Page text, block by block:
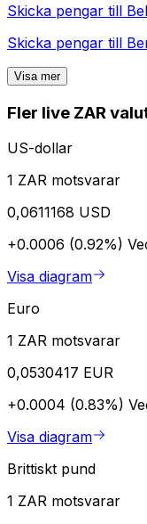
Skicka pengar till
Skicka pengar till
Visa mer
Fler live ZAR
US-dollar
1 ZAR motsvarar
0,0611168 USD
+0.0006 (0.92%)
Visa diagram
Euro
1 ZAR motsvarar
0,0530417 EUR
+0.0004 (0.83%)
Visa diagram
Brittiskt pund
1 ZAR motsvarar